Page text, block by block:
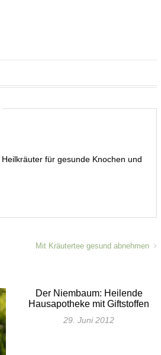
Heilkräuter für gesunde Knochen und
Mit Kräutertee gesund abnehmen
Der Niembaum: Heilende
Hausapotheke mit Giftstoffen
29. Juni 2012